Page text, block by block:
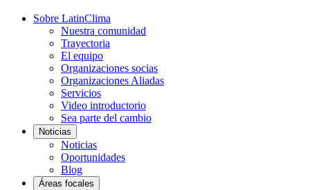
Sobre LatinClima
Nuestra comunidad
Trayectoria
El equipo
Organizaciones socias
Organizaciones Aliadas
Servicios
Video introductorio
Sea parte del cambio
Noticias
Noticias
Oportunidades
Blog
Áreas focales